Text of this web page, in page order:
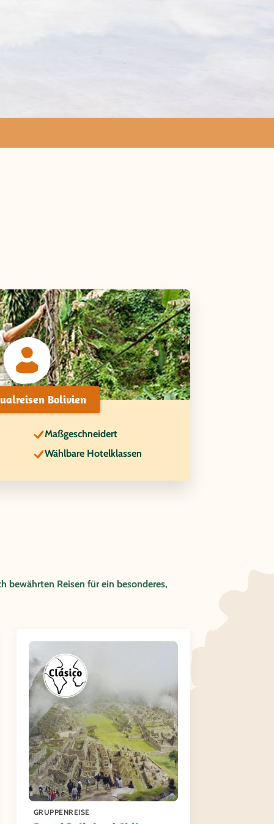
Bolivien
Maßgeschneidert
Wählbare Hotelklassen
bewährten Reisen für ein besonderes,
GRUPPENREISE